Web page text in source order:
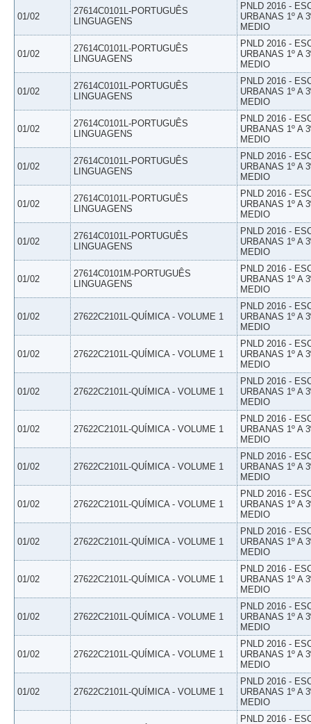
01/02
27614C0101L-PORTUGUÊS
LINGUAGENS
PNLD 2016 -
URBANAS 1º A
MEDIO
01/02
27614C0101L-PORTUGUÊS
LINGUAGENS
PNLD 2016 -
URBANAS 1º A
MEDIO
01/02
27614C0101L-PORTUGUÊS
LINGUAGENS
PNLD 2016 -
URBANAS 1º A
MEDIO
01/02
27614C0101L-PORTUGUÊS
LINGUAGENS
PNLD 2016 -
URBANAS 1º A
MEDIO
01/02
27614C0101L-PORTUGUÊS
LINGUAGENS
PNLD 2016 -
URBANAS 1º A
MEDIO
01/02
27614C0101L-PORTUGUÊS
LINGUAGENS
PNLD 2016 -
URBANAS 1º A
MEDIO
01/02
27614C0101L-PORTUGUÊS
LINGUAGENS
PNLD 2016 -
URBANAS 1º A
MEDIO
01/02
27614C0101M-PORTUGUÊS
LINGUAGENS
PNLD 2016 -
URBANAS 1º A
MEDIO
01/02 27622C2101L-QUÍMICA - VOLUME 1
PNLD 2016 -
URBANAS 1º A
MEDIO
01/02 27622C2101L-QUÍMICA - VOLUME 1
PNLD 2016 -
URBANAS 1º A
MEDIO
01/02 27622C2101L-QUÍMICA - VOLUME 1
PNLD 2016 -
URBANAS 1º A
MEDIO
01/02 27622C2101L-QUÍMICA - VOLUME 1
PNLD 2016 -
URBANAS 1º A
MEDIO
01/02 27622C2101L-QUÍMICA - VOLUME 1
PNLD 2016 -
URBANAS 1º A
MEDIO
01/02 27622C2101L-QUÍMICA - VOLUME 1
PNLD 2016 -
URBANAS 1º A
MEDIO
01/02 27622C2101L-QUÍMICA - VOLUME 1
PNLD 2016 -
URBANAS 1º A
MEDIO
01/02 27622C2101L-QUÍMICA - VOLUME 1
PNLD 2016 -
URBANAS 1º A
MEDIO
01/02 27622C2101L-QUÍMICA - VOLUME 1
PNLD 2016 -
URBANAS 1º A
MEDIO
01/02 27622C2101L-QUÍMICA - VOLUME 1
PNLD 2016 -
URBANAS 1º A
MEDIO
01/02 27622C2101L-QUÍMICA - VOLUME 1
PNLD 2016 -
URBANAS 1º A
MEDIO
PNLD 2016 -